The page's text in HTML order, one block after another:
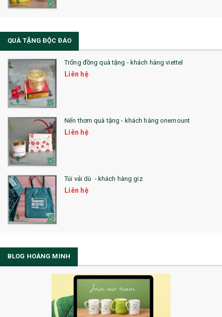
QUÀ TẶNG ĐỘC ĐÁO
Trống đồng quà tặng - khách hàng viettel
Liên hệ
Nến thơm quà tặng - khách hàng onemount
Liên hệ
Túi vải dù - khách hàng giz
Liên hệ
BLOG HOÀNG MINH